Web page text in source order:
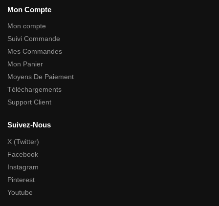
Mon Compte
Mon compte
Suivi Commande
Mes Commandes
Mon Panier
Moyens De Paiement
Téléchargements
Support Client
Suivez-Nous
X (Twitter)
Facebook
Instagram
Pinterest
Youtube